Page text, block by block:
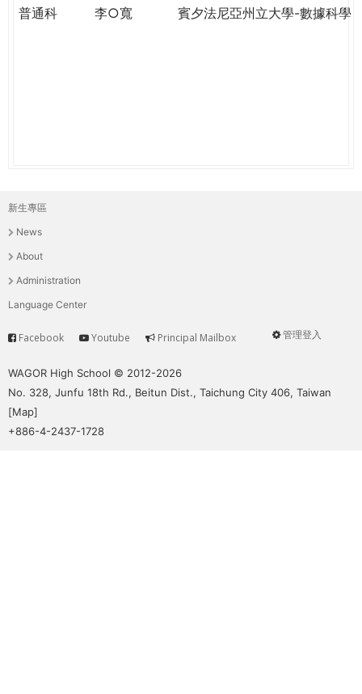
THE普通科
李○寬 賓夕法尼亞州立大學-數據科學
主
選
單
新生專區
News
About
Administration
Language Center
User
管理登入
Service
Facebook Youtube Principal Mailbox
WAGOR High School © 2012-2026
No. 328, Junfu 18th Rd., Beitun Dist., Taichung City 406, Taiwan
[Map]
+886-4-2437-1728